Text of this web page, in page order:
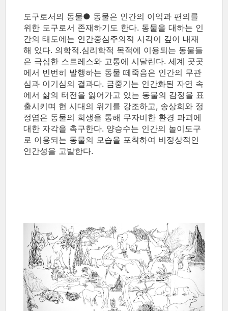
도구로서의 동물● 동물은 인간의 이익과 편의를
위한 도구로서 존재하기도 한다. 동물을 대하는 인
간의 태도에는 인간중심주의적 시각이 깊이 내재
해 있다. 의학적․심리학적 목적에 이용되는 동물들
은 극심한 스트레스와 고통에 시달린다. 세계 곳곳
에서 빈번히 발행하는 동물 떼죽음은 인간의 무관
심과 이기심의 결과다. 금중기는 인간화된 자연 속
에서 삶의 터전을 잃어가고 있는 동물의 감정을 표
출시키며 현 시대의 위기를 강조하고, 송상희와 정
정엽은 동물의 희생을 통해 무자비한 환경 파괴에
대한 자각을 촉구한다. 양승수는 인간의 놀이도구
로 이용되는 동물의 모습을 포착하여 비정상적인
인간성을 고발한다.